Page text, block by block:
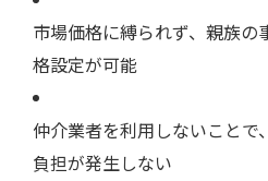
市場価格に縛られず、親族
格設定が可能
仲介業者を利用しないこと
負担が発生しない